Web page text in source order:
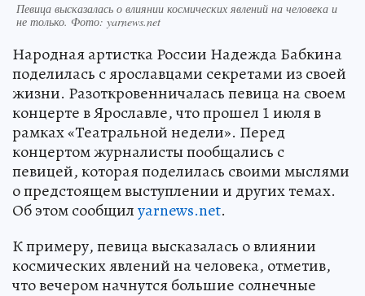
Певица высказалась о влиянии космических явлений на человека и
не только. Фото: yarnews.net
Народная артистка России Надежда Бабкина
поделилась с ярославцами секретами из своей
жизни. Разоткровенничалась певица на своем
концерте в Ярославле, что прошел 1 июля в
рамках «Театральной недели». Перед
концертом журналисты пообщались с
певицей, которая поделилась своими мыслями
о предстоящем выступлении и других темах.
Об этом сообщилyarnews.net.
К примеру, певица высказалась о влиянии
космических явлений на человека, отметив,
что вечером начнутся большие солнечные